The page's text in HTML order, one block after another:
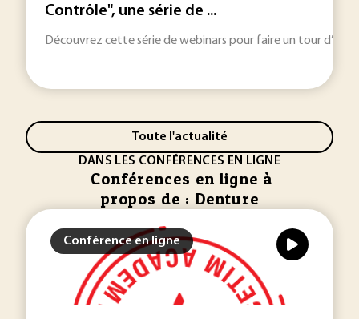
Contrôle", une série de ...
Découvrez cette série de webinars pour faire un tour
Toute l'actualité
DANS LES CONFÉRENCES EN LIGNE
Conférences en ligne à
propos de : Denture
Conférence en ligne